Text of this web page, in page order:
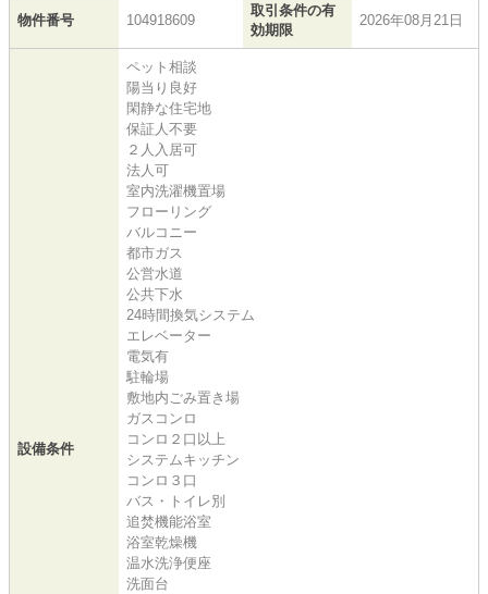
物件番号 104918609
取引条件の有
効期限
2026年08月21日
設備条件
ペット相談
陽当り良好
閑静な住宅地
保証人不要
２人入居可
法人可
室内洗濯機置場
フローリング
バルコニー
都市ガス
公営水道
公共下水
24時間換気システム
エレベーター
電気有
駐輪場
敷地内ごみ置き場
ガスコンロ
コンロ２口以上
システムキッチン
コンロ３口
バス・トイレ別
追焚機能浴室
浴室乾燥機
温水洗浄便座
洗面台